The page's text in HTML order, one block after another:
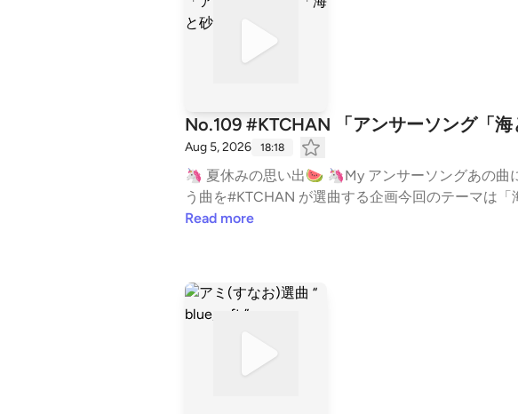
Jóhannsson（「メッセージ」サントラ）※権利の都合
レイリストは ＜ Apple Music ＞ ＜ Spotify ＞ をチェックしてください！ 🎙️コーナー情報
内コーナー「雨のパレード 福永浩平 のCross
◇⁠⁠⁠⁠⁠⁠⁠⁠番組HP⁠⁠⁠⁠⁠⁠⁠⁠◇⁠⁠⁠⁠⁠⁠⁠⁠過去のプレイリスト / その他番組情報⁠⁠⁠⁠⁠⁠⁠⁠
は含まれません。 Learn more about your ad
No.109 #KTCHAN 「アンサーソング「
Aug 5, 2026 18:18
🦄 夏休みの思い出🍉 🦄My アンサーソングあの曲
う曲を#KTCHAN が選曲する企画今回のテーマは「海と砂浜」🐬🏖 🦄セレクトソング･:*+ ワンチ
平井大 Go With The Flow (feat. Kohjiya) / MC TYSON私の幸せは私が決める / #KTCHAN ※2026年7月29日に『CITY CHILL CLU
は＜こちら＞ たくさんのメッセージお待ちしております✏️✉️ 【MUNYA CLUB】「＃KTCHAN のMUNYA
AN が選曲した曲を集めたプレイリスト🎧随時更
Apple Music・Spotify 🦄コーナー情報夜のひとときを音楽とトークで彩る、＃KTCHAN の夢の世界へようこそ！MCはHIPHOP界
ールド全開のトークと選曲で、皆さんをドリーミーな世界に誘います。 🦄番組情報音楽でく
Read more